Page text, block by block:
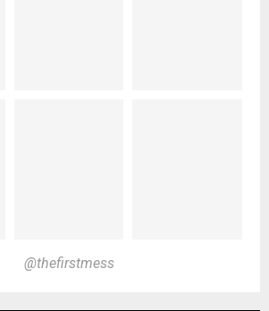
@thefirstmess